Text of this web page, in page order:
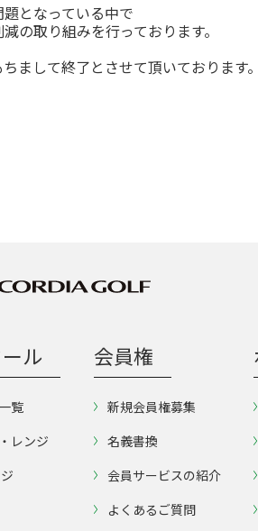
となっている中で
の取り組みを行っております。
まして終了とさせて頂いております。
ル
覧
レンジ
会員権
新規会員権募集
名義書換
会員サービスの紹介
よくあるご質問